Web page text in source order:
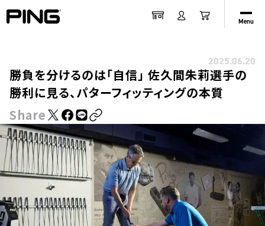
Menu
2025.06.20
勝負を分けるのは「自信」 佐久間朱莉選手の
勝利に見る、パターフィッティングの本質
Share